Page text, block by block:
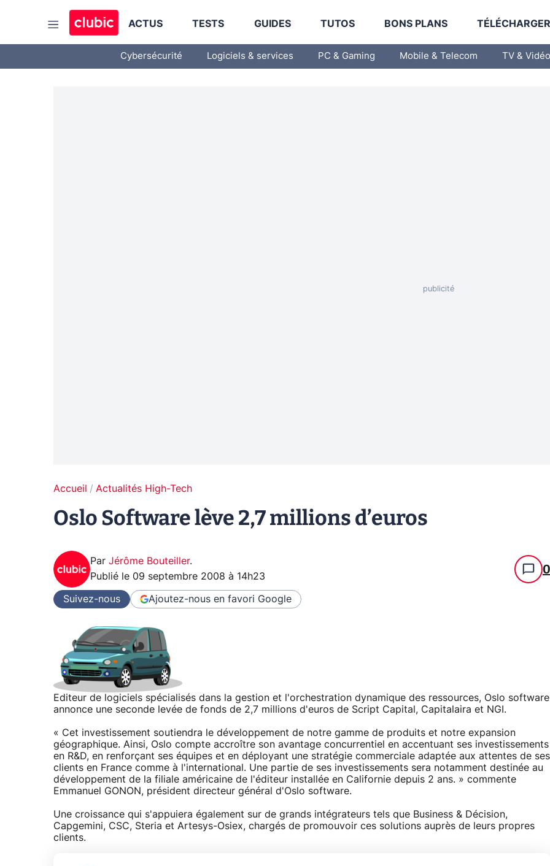
ACTUS TESTS GUIDES TUTOS BONS PLANS
Cybersécurité Logiciels & services PC & Gaming Mobile & Telecom TV & Vidéo
Accueil Actualités High-Tech
Oslo Software lève 2,7 millions d’euros
Par Jérôme Bouteiller.
Publié le 09 septembre 2008 à 14h23 0
Suivez-nous Ajoutez-nous en favori Google
Editeur de logiciels spécialisés dans la gestion et l'orchestration dynamique des ressources, Oslo software
annonce une seconde levée de fonds de 2,7 millions d'euros de Script Capital, Capitalaira et NGI.
« Cet investissement soutiendra le développement de notre gamme de produits et notre expansion
géographique. Ainsi, Oslo compte accroître son avantage concurrentiel en accentuant ses investissements
en R&D, en renforçant ses équipes et en déployant une stratégie commerciale adaptée aux attentes de ses
clients en France comme à l'international. Une partie de ses investissements sera notamment destinée au
développement de la filiale américaine de l'éditeur installée en Californie depuis 2 ans. » commente
Emmanuel GONON, président directeur général d'Oslo software.
Une croissance qui s'appuiera également sur de grands intégrateurs tels que Business & Décision,
Capgemini, CSC, Steria et Artesys-Osiex, chargés de promouvoir ces solutions auprès de leurs propres
clients.